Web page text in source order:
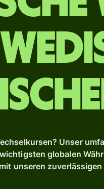
Unser
globalen
unseren